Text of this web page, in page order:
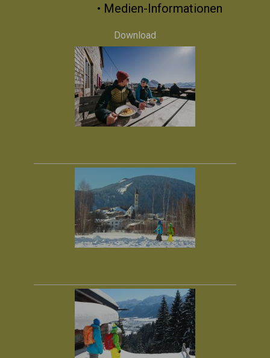
• Medien-Informationen
Download